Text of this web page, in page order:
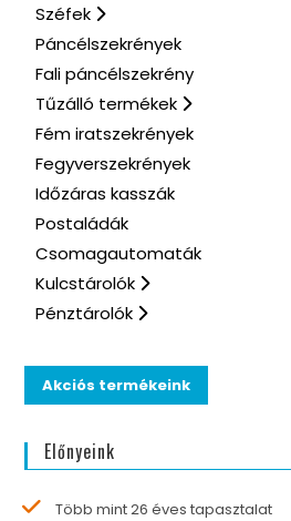
Széfek
Páncélszekrények
Fali páncélszekrény
Tűzálló termékek
Fém iratszekrények
Fegyverszekrények
Időzáras kasszák
Postaládák
Csomagautomaták
Kulcstárolók
Pénztárolók
Akciós termékeink
Előnyeink
Több mint 26 éves tapasztalat